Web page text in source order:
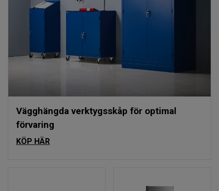
Vägghängda verktygsskåp för optimal
förvaring
KÖP HÄR